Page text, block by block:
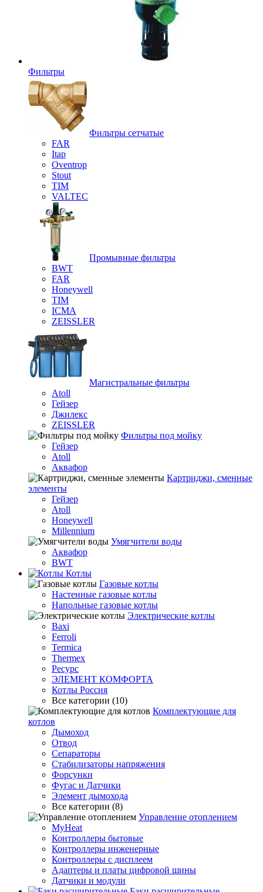
Фильтры
Фильтры сетчатые
FAR
Itap
Oventrop
Stout
TIM
VALTEC
Промывные фильтры
BWT
FAR
Honeywell
TIM
ICMA
ZEISSLER
Магистральные фильтры
Atoll
Гейзер
Джилекс
ZEISSLER
Фильтры под мойку
Гейзер
Atoll
Аквафор
Картриджи, сменные
элементы
Гейзер
Atoll
Honeywell
Millennium
Умягчители воды
Аквафор
BWT
Котлы
Гaзовые котлы
Настенные газовые котлы
Напольные газовые котлы
Электрические котлы
Baxi
Ferroli
Termica
Thermex
Ресурс
ЭЛЕМЕНТ КОМФОРТА
Котлы Россия
Все категории (10)
Комплектующие для
котлов
Дымоход
Отвод
Сепараторы
Стабилизаторы напряжения
Форсунки
Фугас и Датчики
Элемент дымохода
Все категории (8)
Управление отоплением
MyHeat
Контроллеры бытовые
Контроллеры инженерные
Контроллеры с дисплеем
Адаптеры и платы цифровой шины
Датчики и модули